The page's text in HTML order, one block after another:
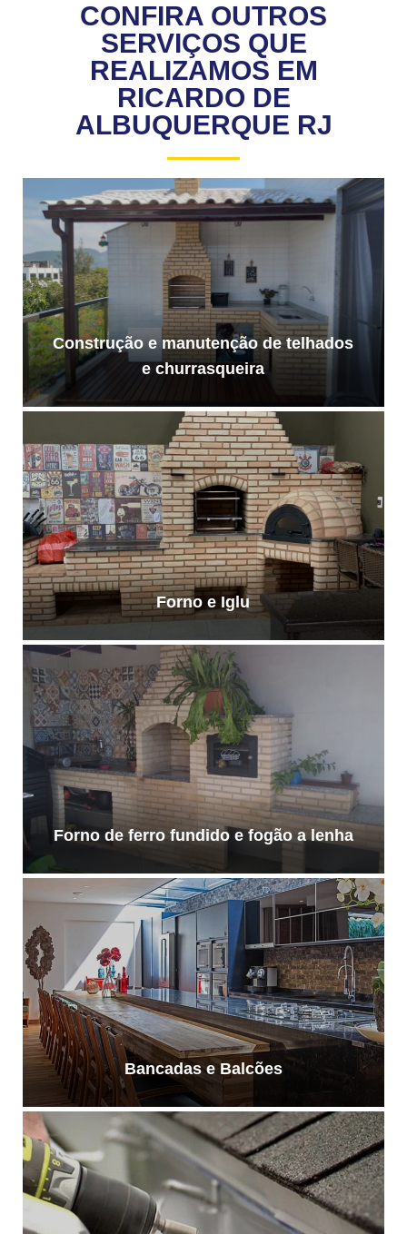
CONFIRA OUTROS
SERVIÇOS QUE
REALIZAMOS EM
RICARDO DE
ALBUQUERQUE RJ
Construção e manutenção de telhados
e churrasqueira
Forno e Iglu
Forno de ferro fundido e fogão a lenha
Bancadas e Balcões